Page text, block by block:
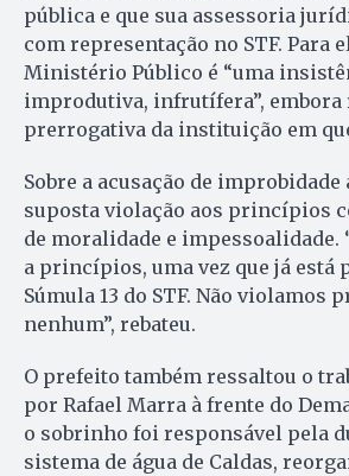
pública e que sua assessoria
com representação no STF. Para
Ministério Público é “uma
improdutiva, infrutífera”, embora
prerrogativa da instituição em
Sobre a acusação de
suposta violação aos princípios
de moralidade e impessoalidade.
a princípios, uma vez que já está
Súmula 13 do STF. Não violamos
nenhum”, rebateu.
O prefeito também ressaltou o
por Rafael Marra à frente do
o sobrinho foi responsável pela
sistema de água de Caldas,